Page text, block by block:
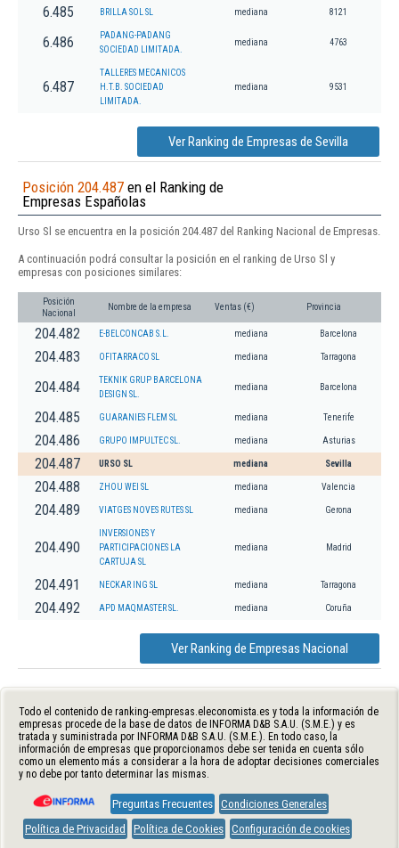
6.485 BRILLA SOL SL mediana 8121
6.486
PADANG-PADANG
SOCIEDAD LIMITADA.
mediana 4763
6.487
TALLERES MECANICOS
H.T.B. SOCIEDAD
LIMITADA.
mediana 9531
Ver Ranking de Empresas de Sevilla
Posición 204.487 en el Ranking de
Empresas Españolas
Urso Sl se encuentra en la posición 204.487 del Ranking Nacional de Empresas.
A continuación podrá consultar la posición en el ranking de Urso Sl y
empresas con posiciones similares:
Posición
Nacional
Nombre de la empresa Ventas (€) Provincia
204.482 E-BELCONCAB S.L. mediana Barcelona
204.483 OFITARRACO SL mediana Tarragona
204.484
TEKNIK GRUP BARCELONA
DESIGN SL.
mediana Barcelona
204.485 GUARANIES FLEM SL mediana Tenerife
204.486 GRUPO IMPULTEC SL. mediana Asturias
204.487 URSO SL mediana Sevilla
204.488 ZHOU WEI SL mediana Valencia
204.489 VIATGES NOVES RUTES SL mediana Gerona
204.490
INVERSIONES Y
PARTICIPACIONES LA
CARTUJA SL
mediana Madrid
204.491 NECKAR ING SL mediana Tarragona
204.492 APD MAQMASTER SL. mediana Coruña
Ver Ranking de Empresas Nacional
Todo el contenido de ranking-empresas.eleconomista.es y toda la información de
empresas procede de la base de datos de INFORMA D&B S.A.U. (S.M.E.) y es
tratada y suministrada por INFORMA D&B S.A.U. (S.M.E.). En todo caso, la
información de empresas que proporcionamos debe ser tenida en cuenta sólo
como un elemento más a considerar a la hora de adoptar decisiones comerciales
y no debe por tanto determinar las mismas.
Preguntas Frecuentes Condiciones Generales
Política de Privacidad
Política de Cookies Configuración de cookies